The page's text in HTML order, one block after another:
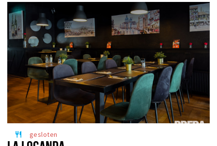
restaurant gesloten